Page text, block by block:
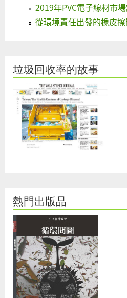
2019年PVC電子線材市
從環境責任出發的橡皮
垃圾回收率的故事
熱門出版品